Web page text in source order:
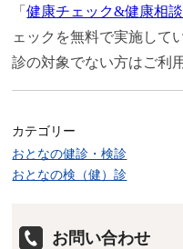
「健康チェック&健康相談
ェックを無料で実施して
診の対象でない方はご利
カテゴリー
おとなの健診・検診
おとなの検（健）診
お問い合わせ